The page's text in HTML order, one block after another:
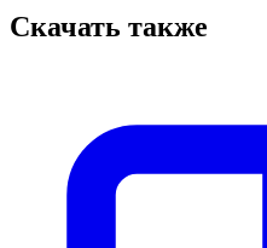
Скачать также